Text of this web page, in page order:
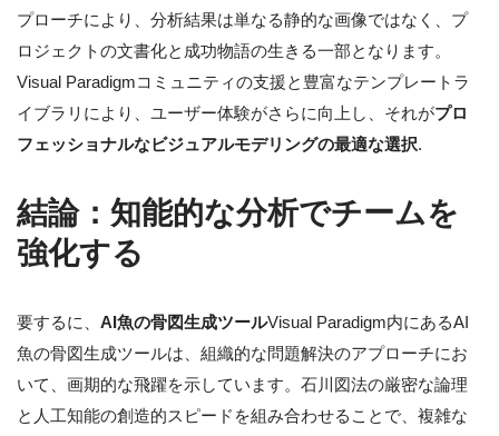
プローチにより、分析結果は単なる静的な画像ではなく、プ
ロジェクトの文書化と成功物語の生きる一部となります。
Visual Paradigmコミュニティの支援と豊富なテンプレートラ
イブラリにより、ユーザー体験がさらに向上し、それがプロ
フェッショナルなビジュアルモデリングの最適な選択.
結論：知能的な分析でチームを
強化する
要するに、 AI魚の骨図生成ツールVisual Paradigm内にあるAI
魚の骨図生成ツールは、組織的な問題解決のアプローチにお
いて、画期的な飛躍を示しています。石川図法の厳密な論理
と人工知能の創造的スピードを組み合わせることで、複雑な